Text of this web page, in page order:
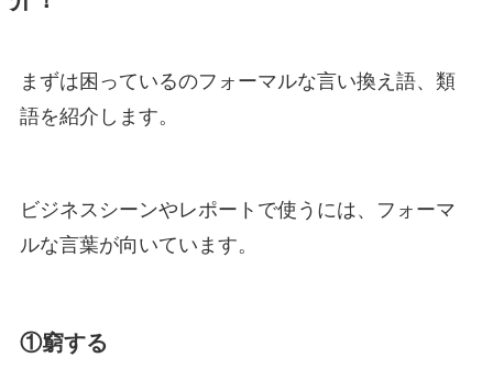
まずは困っているのフォーマルな言い換え語、類
語を紹介します。
ビジネスシーンやレポートで使うには、フォーマ
ルな言葉が向いています。
①窮する